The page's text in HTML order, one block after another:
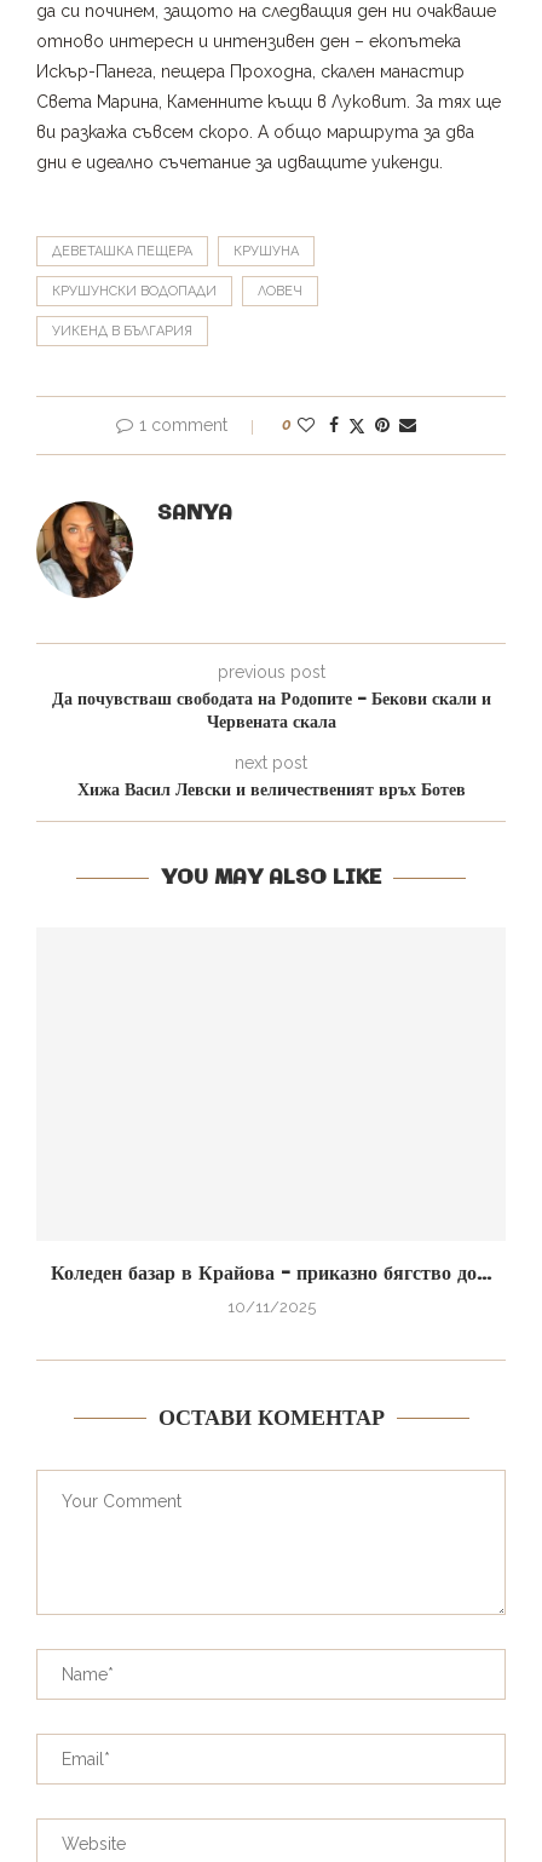
да си починем, защото на следващия ден ни очакваше
отново интересн и интензивен ден – екопътека
Искър-Панега, пещера Проходна, скален манастир
Света Марина, Каменните къщи в Луковит. За тях ще
ви разкажа съвсем скоро. А общо маршрута за два
дни е идеално съчетание за идващите уикенди.
ДЕВЕТАШКА ПЕЩЕРА КРУШУНА
КРУШУНСКИ ВОДОПАДИ ЛОВЕЧ
УИКЕНД В БЪЛГАРИЯ
1 comment 0
SANYA
previous post
Да почувстваш свободата на Родопите – Бекови скали и
Червената скала
next post
Хижа Васил Левски и величественият връх Ботев
YOU MAY ALSO LIKE
Коледен базар в Крайова – приказно бягство до...
10/11/2025
ОСТАВИ КОМЕНТАР